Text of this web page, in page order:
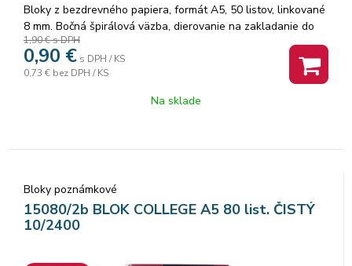
Bloky z bezdrevného papiera, formát A5, 50 listov, linkované
8 mm. Bočná špirálová väzba, dierovanie na zakladanie do
karisblokov, jednotlivé ...
1,90 €s DPH
0,90 € s DPH / KS
0,73 € bez DPH / KS
Na sklade
Bloky poznámkové
15080/2b BLOK COLLEGE A5 80 list. ČISTÝ
10/2400